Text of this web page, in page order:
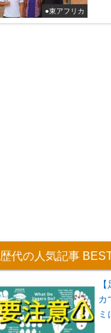
●東アフリカ
歴代の人気記事
カ
ミ